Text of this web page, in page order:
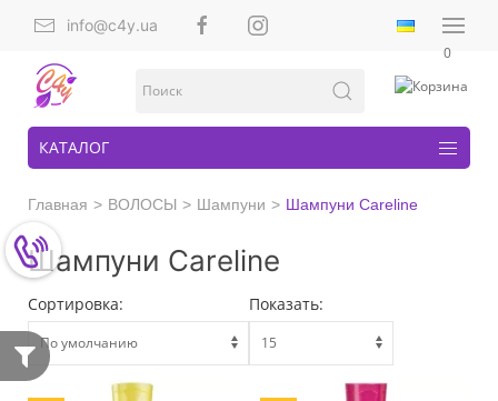
info@c4y.ua
0
КАТАЛОГ
Главная ВОЛОСЫ Шампуни Шампуни Careline
Шампуни Careline
Сортировка: Показать: